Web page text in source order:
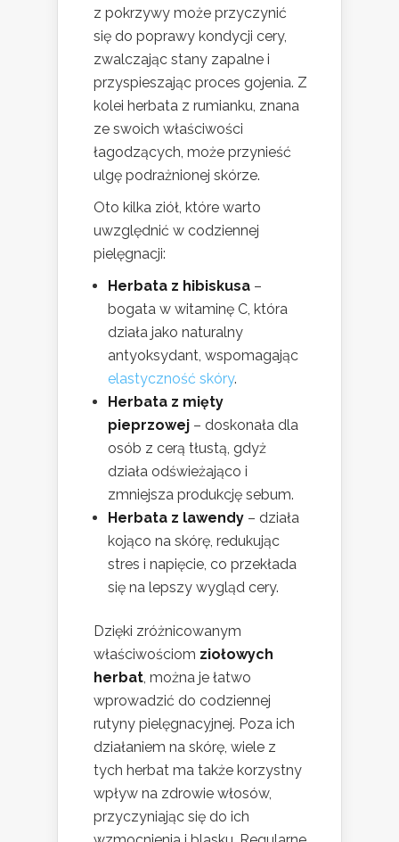
z pokrzywy może przyczynić
się do poprawy kondycji cery,
zwalczając stany zapalne i
przyspieszając proces gojenia. Z
kolei herbata z rumianku, znana
ze swoich właściwości
łagodzących, może przynieść
ulgę podrażnionej skórze.
Oto kilka ziół, które warto
uwzględnić w codziennej
pielęgnacji:
Herbata z hibiskusa –
bogata w witaminę C, która
działa jako naturalny
antyoksydant, wspomagając
elastyczność skóry.
Herbata z mięty
pieprzowej – doskonała dla
osób z cerą tłustą, gdyż
działa odświeżająco i
zmniejsza produkcję sebum.
Herbata z lawendy – działa
kojąco na skórę, redukując
stres i napięcie, co przekłada
się na lepszy wygląd cery.
Dzięki zróżnicowanym
właściwościom ziołowych
herbat, można je łatwo
wprowadzić do codziennej
rutyny pielęgnacyjnej. Poza ich
działaniem na skórę, wiele z
tych herbat ma także korzystny
wpływ na zdrowie włosów,
przyczyniając się do ich